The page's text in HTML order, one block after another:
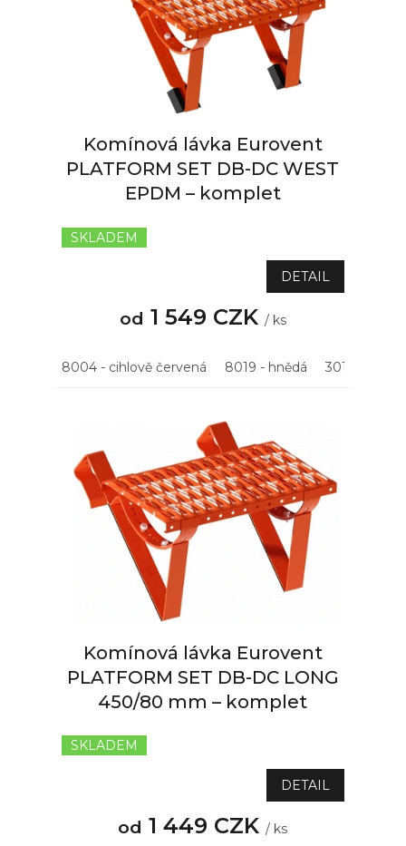
Komínová lávka Eurovent
PLATFORM SET DB-DC WEST
EPDM – komplet
hodnocení
5,0
z
hvězdiček.
SKLADEM
od 1 549 CZK / ks
DETAIL
8004 - cihlově červená 8019 - hnědá 3011 -
Komínová lávka Eurovent
PLATFORM SET DB-DC LONG
450/80 mm – komplet
5,0
z
SKLADEM
od 1 449 CZK/ ks
DETAIL